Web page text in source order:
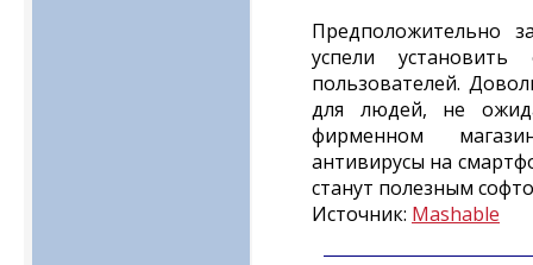
Предположительно
успели
пользователей.
для людей, не
фирменном
антивирусы на
станут полезным
Источник: Mashable